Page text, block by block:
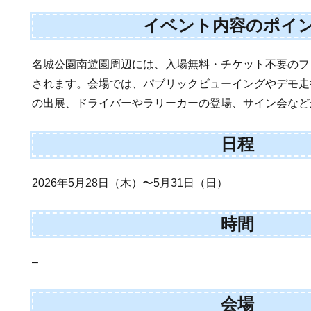
イベント内容のポイ
名城公園南遊園周辺には、入場無料・チケット不要の
されます。会場では、パブリックビューイングやデモ
の出展、ドライバーやラリーカーの登場、サイン会な
日程
2026年5月28日（木）〜5月31日（日）
時間
–
会場